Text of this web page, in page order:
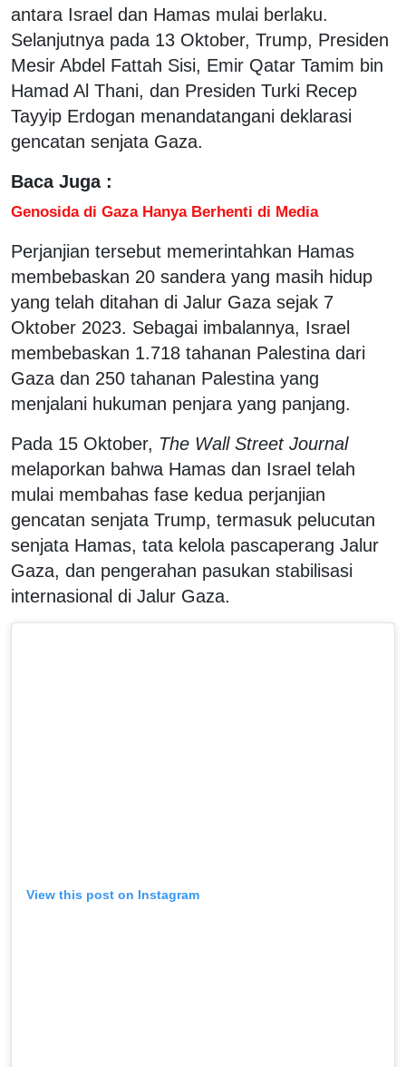
antara Israel dan Hamas mulai berlaku.
Selanjutnya pada 13 Oktober, Trump, Presiden
Mesir Abdel Fattah Sisi, Emir Qatar Tamim bin
Hamad Al Thani, dan Presiden Turki Recep
Tayyip Erdogan menandatangani deklarasi
gencatan senjata Gaza.
Baca Juga :
Genosida di Gaza Hanya Berhenti di Media
Perjanjian tersebut memerintahkan Hamas
membebaskan 20 sandera yang masih hidup
yang telah ditahan di Jalur Gaza sejak 7
Oktober 2023. Sebagai imbalannya, Israel
membebaskan 1.718 tahanan Palestina dari
Gaza dan 250 tahanan Palestina yang
menjalani hukuman penjara yang panjang.
Pada 15 Oktober, The Wall Street Journal
melaporkan bahwa Hamas dan Israel telah
mulai membahas fase kedua perjanjian
gencatan senjata Trump, termasuk pelucutan
senjata Hamas, tata kelola pascaperang Jalur
Gaza, dan pengerahan pasukan stabilisasi
internasional di Jalur Gaza.
View this post on Instagram